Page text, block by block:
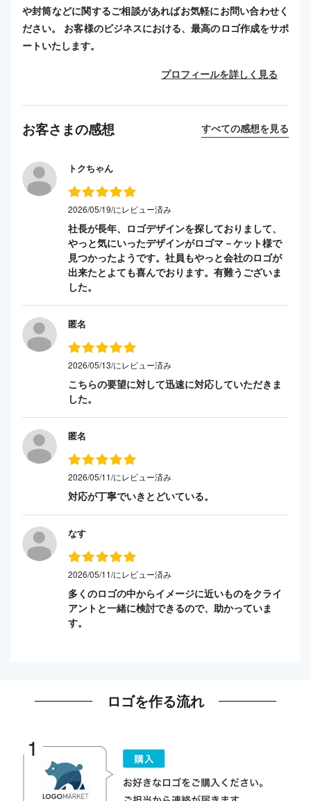
や封筒などに関するご相談があればお気軽にお問い合わせく
ださい。 お客様のビジネスにおける、最高のロゴ作成をサポ
ートいたします。
プロフィールを詳しく見る
お客さまの感想 すべての感想を見る
トクちゃん
2026/05/19/にレビュー済み
社長が長年、ロゴデザインを探しておりまして、
やっと気にいったデザインがロゴマ－ケット様で
見つかったようです。社員もやっと会社のロゴが
出来たとよても喜んでおります。有難うございま
した。
匿名
2026/05/13/にレビュー済み
こちらの要望に対して迅速に対応していただきま
した。
匿名
2026/05/11/にレビュー済み
対応が丁寧でいきとどいている。
なす
2026/05/11/にレビュー済み
多くのロゴの中からイメージに近いものをクライ
アントと一緒に検討できるので、助かっていま
す。
ロゴを作る流れ